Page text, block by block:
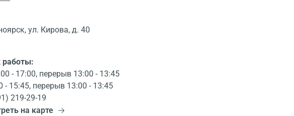
ул. Кирова, д. 40
работы:
- 17:00, перерыв 13:00 - 13:45
- 15:45, перерыв 13:00 - 13:45
219-29-19
на карте